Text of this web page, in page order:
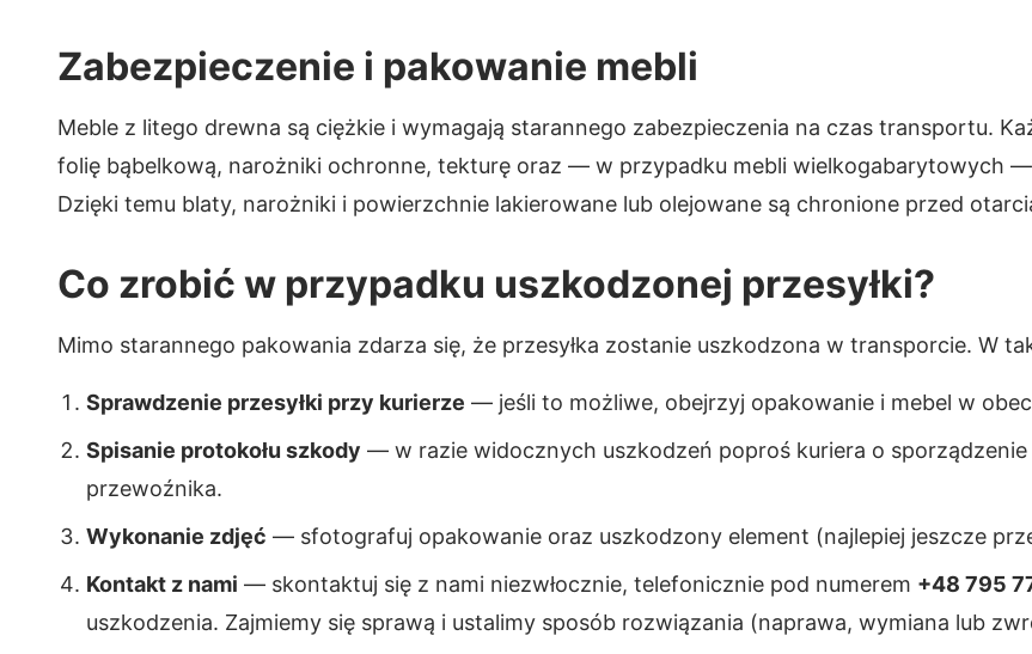
Zabezpieczenie i pakowanie mebli
Meble z litego drewna są ciężkie i wymagają starannego zabezpieczenia na czas transportu.
folię bąbelkową, narożniki ochronne, tekturę oraz — w przypadku mebli wielkogabarytowych
Dzięki temu blaty, narożniki i powierzchnie lakierowane lub olejowane są chronione przed
Co zrobić w przypadku uszkodzonej przesyłki?
Mimo starannego pakowania zdarza się, że przesyłka zostanie uszkodzona w transporcie. W
Sprawdzenie przesyłki przy kurierze — jeśli to możliwe, obejrzyj opakowanie i mebel w
Spisanie protokołu szkody — w razie widocznych uszkodzeń poproś kuriera o
przewoźnika.
Wykonanie zdjęć — sfotografuj opakowanie oraz uszkodzony element (najlepiej jeszcze
Kontakt z nami — skontaktuj się z nami niezwłocznie, telefonicznie pod numerem +48 795
uszkodzenia. Zajmiemy się sprawą i ustalimy sposób rozwiązania (naprawa, wymiana lub